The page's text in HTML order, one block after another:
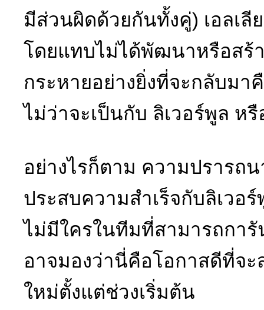
มีส่วนผิดด้วยกันทั้งคู่) เอลเลี
โดยแทบไม่ได้พัฒนาหรือสร้
กระหายอย่างยิ่งที่จะกลับมา
ไม่ว่าจะเป็นกับ ลิเวอร์พูล ห
อย่างไรก็ตาม ความปรารถ
ประสบความสำเร็จกับลิเวอ
ไม่มีใครในทีมที่สามารถกา
อาจมองว่านี่คือโอกาสดีที่จ
ใหม่ตั้งแต่ช่วงเริ่มต้น